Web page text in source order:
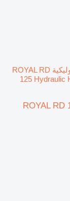
جديد مطرقة هيدروليكية ROYAL RD
125 Hydraulic
ROYAL RD